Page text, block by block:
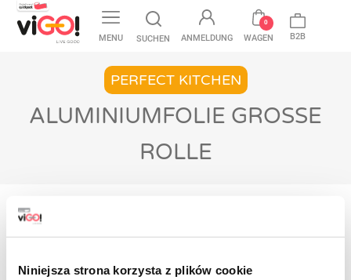
Niniejsza strona korzysta z plików cookie
MENU SUCHEN ANMELDUNG WAGEN
0
B2B
PERFECT KITCHEN
ALUMINIUMFOLIE GROSSE R
OLLE
Startseite